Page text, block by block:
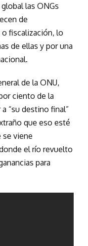
las ONGs
de
fiscalización, lo
de ellas y por una
de la ONU,
ciento de la
“su destino final”
que eso esté
se viene
el río revuelto
para